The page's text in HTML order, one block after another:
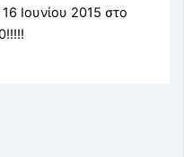
Ιουνίου 2015 στο